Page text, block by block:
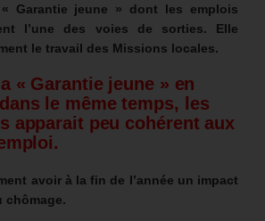
Garantie jeune » dont les emplois
l’une des voies de sorties. Elle
le travail des Missions locales.
« Garantie jeune » en
le même temps, les
apparait peu cohérent aux
avoir à la fin de l’année un impact
chômage.